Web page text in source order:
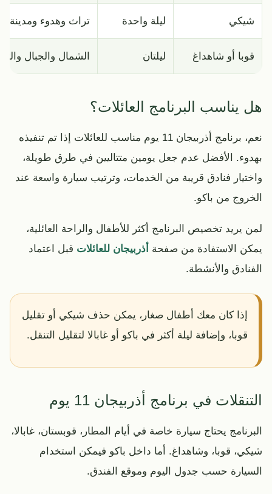
شيكي ليلة واحدة تراث وهدوء ومدينة
قوبا أو شاهداغ ليلتان الشمال والجبال
هل يناسب البرنامج العائلات؟
نعم، برنامج أذربيجان 11 يوم مناسب للعائلات إذا تم تنفيذه
بهدوء. الأفضل عدم جعل يومين متتاليين في طرق طويلة،
واختيار فنادق قريبة من الخدمات، وترتيب سيارة واسعة عند
الخروج من باكو.
لمن يريد تخصيص البرنامج أكثر للأطفال والراحة العائلية،
يمكن الاستفادة من صفحة أذربيجان للعائلات قبل اعتماد
الفنادق والأنشطة.
إذا كان معك أطفال صغار، يمكن حذف شيكي أو تقليل
قوبا، وإضافة ليلة أكثر في باكو أو غابالا لتقليل التنقل.
التنقلات في برنامج أذربيجان 11 يوم
البرنامج يحتاج سيارة خاصة في أيام المطار، قوبستان، غابالا،
شيكي، قوبا، وشاهداغ. أما داخل باكو فيمكن استخدام
السيارة حسب جدول اليوم وموقع الفندق.